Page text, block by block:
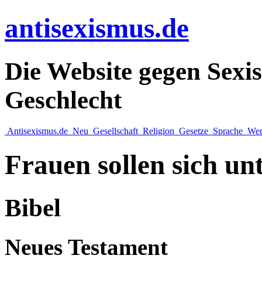
antisexismus.de
Die Website gegen
Geschlecht
Antisexismus.de Neu Gesellschaft Religion Gesetze Sprache
Frauen sollen sich
Bibel
Neues Testament